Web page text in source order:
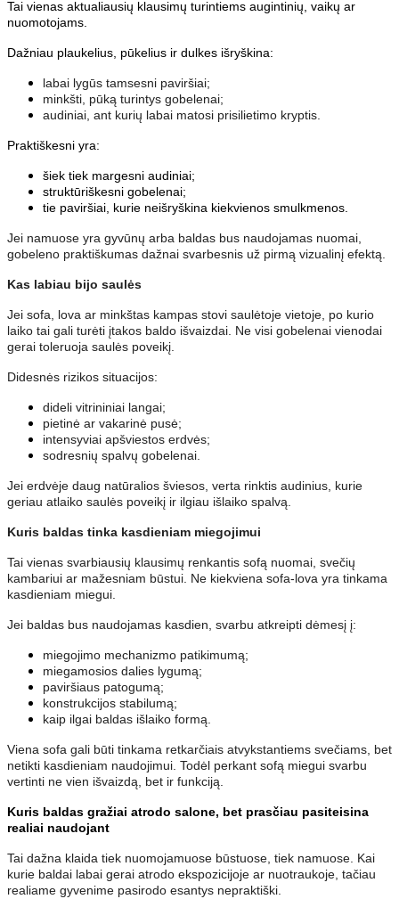
Tai vienas aktualiausių klausimų turintiems augintinių, vaikų ar
nuomotojams.
Dažniau plaukelius, pūkelius ir dulkes išryškina:
labai lygūs tamsesni paviršiai;
minkšti, pūką turintys gobelenai;
audiniai, ant kurių labai matosi prisilietimo kryptis.
Praktiškesni yra:
šiek tiek margesni audiniai;
struktūriškesni gobelenai;
tie paviršiai, kurie neišryškina kiekvienos smulkmenos.
Jei namuose yra gyvūnų arba baldas bus naudojamas nuomai,
gobeleno praktiškumas dažnai svarbesnis už pirmą vizualinį efektą.
Kas labiau bijo saulės
Jei sofa, lova ar minkštas kampas stovi saulėtoje vietoje, po kurio
laiko tai gali turėti įtakos baldo išvaizdai. Ne visi gobelenai vienodai
gerai toleruoja saulės poveikį.
Didesnės rizikos situacijos:
dideli vitrininiai langai;
pietinė ar vakarinė pusė;
intensyviai apšviestos erdvės;
sodresnių spalvų gobelenai.
Jei erdvėje daug natūralios šviesos, verta rinktis audinius, kurie
geriau atlaiko saulės poveikį ir ilgiau išlaiko spalvą.
Kuris baldas tinka kasdieniam miegojimui
Tai vienas svarbiausių klausimų renkantis sofą nuomai, svečių
kambariui ar mažesniam būstui. Ne kiekviena sofa-lova yra tinkama
kasdieniam miegui.
Jei baldas bus naudojamas kasdien, svarbu atkreipti dėmesį į:
miegojimo mechanizmo patikimumą;
miegamosios dalies lygumą;
paviršiaus patogumą;
konstrukcijos stabilumą;
kaip ilgai baldas išlaiko formą.
Viena sofa gali būti tinkama retkarčiais atvykstantiems svečiams, bet
netikti kasdieniam naudojimui. Todėl perkant sofą miegui svarbu
vertinti ne vien išvaizdą, bet ir funkciją.
Kuris baldas gražiai atrodo salone, bet prasčiau pasiteisina
realiai naudojant
Tai dažna klaida tiek nuomojamuose būstuose, tiek namuose. Kai
kurie baldai labai gerai atrodo ekspozicijoje ar nuotraukoje, tačiau
realiame gyvenime pasirodo esantys nepraktiški.